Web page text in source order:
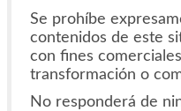
Se prohíbe
contenidos de este
con fines
transformación o
No responderá de